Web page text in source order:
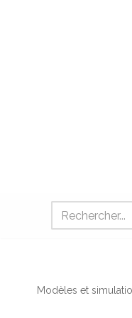
Modèles et